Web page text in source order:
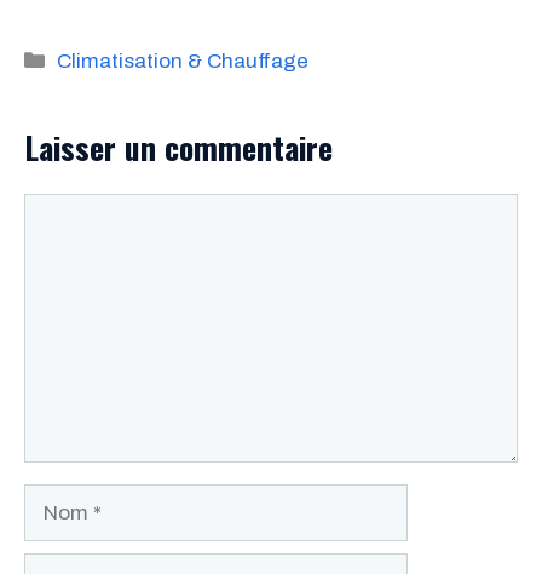
Catégories
Climatisation & Chauffage
Laisser un commentaire